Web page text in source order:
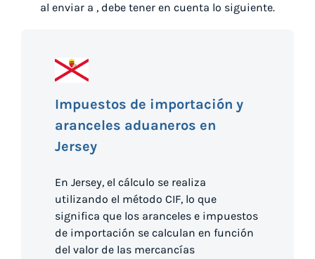
al enviar a , debe tener en cuenta lo siguiente.
Impuestos de importación y
aranceles aduaneros en
Jersey
En Jersey, el cálculo se realiza
utilizando el método CIF, lo que
significa que los aranceles e impuestos
de importación se calculan en función
del valor de las mercancías